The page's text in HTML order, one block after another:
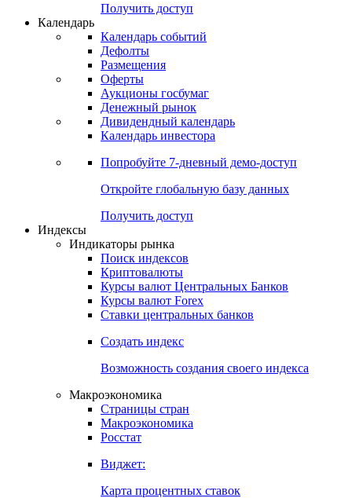
Получить доступ
Календарь
Календарь событий
Дефолты
Размещения
Оферты
Аукционы госбумаг
Денежный рынок
Дивидендный календарь
Календарь инвестора
Попробуйте 7-дневный демо-доступ
Откройте глобальную базу данных
Получить доступ
Индексы
Индикаторы рынка
Поиск индексов
Криптовалюты
Курсы валют Центральных Банков
Курсы валют Forex
Ставки центральных банков
Создать индекс
Возможность создания своего индекса
Макроэкономика
Страницы стран
Макроэкономика
Росстат
Виджет:
Карта процентных ставок